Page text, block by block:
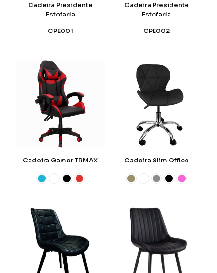
Cadeira Presidente
Estofada
CPE001
Cadeira Presidente
Estofada
CPE002
Cadeira Gamer TRMAX Cadeira Slim Office